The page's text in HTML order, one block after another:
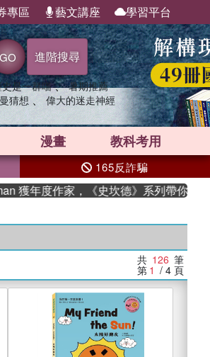
專區 藝文講座 學習平台
GO 進階搜尋
是一群喵 、 暑期推薦
猜想 、 偉大的迷走神經
漫畫 教科考用
165反詐騙
家，《史坎德》系列帶你踏上熱血奇幻
共 126 筆
第 1 / 4 頁